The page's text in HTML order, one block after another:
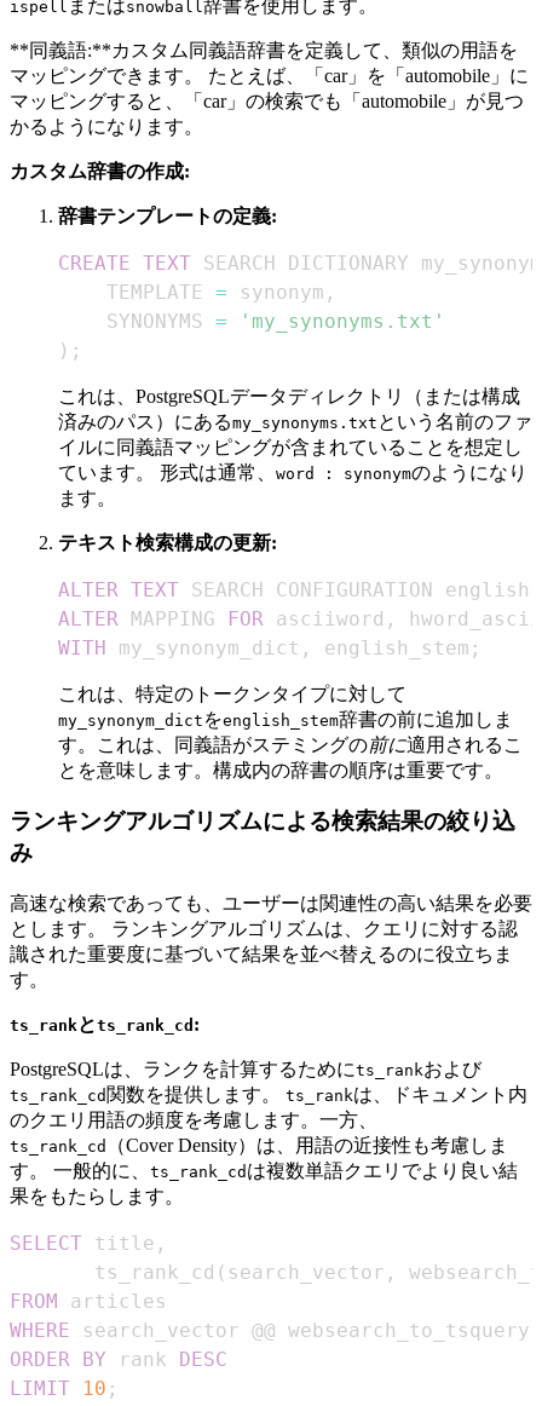
ispell またはsnowball 辞書を使用します。
**同義語:**カスタム同義語辞書を定義して、類似の用語を
マッピングできます。 たとえば、「car」を「automobile」に
マッピングすると、「car」の検索でも「automobile」が見つ
かるようになります。
カスタム辞書の作成:
辞書テンプレートの定義:
CREATE TEXT SEARCH DICTIONARY
    TEMPLATE
= synonym ,
    SYNONYMS
=
'my_synonyms.txt'
) ;
これは、PostgreSQLデータディレクトリ（または構成
済みのパス）にあるmy_synonyms.txt という名前のファ
イルに同義語マッピングが含まれていることを想定し
ています。 形式は通常、 word : synonymのようになり
ます。
テキスト検索構成の更新:
ALTER TEXT
ALTER MAPPING FOR asciiword ,
WITH my_synonym_dict , english_stem ;
これは、特定のトークンタイプに対して
my_synonym_dict をenglish_stem辞書の前に追加しま
す。これは、同義語がステミングの前に適用されるこ
とを意味します。構成内の辞書の順序は重要です。
ランキングアルゴリズムによる検索結果の絞り込
み
高速な検索であっても、ユーザーは関連性の高い結果を必要
とします。 ランキングアルゴリズムは、クエリに対する認
識された重要度に基づいて結果を並べ替えるのに役立ちま
す。
ts_rankとts_rank_cd :
PostgreSQLは、ランクを計算するためにts_rankおよび
ts_rank_cd 関数を提供します。 ts_rankは、ドキュメント内
のクエリ用語の頻度を考慮します。一方、
ts_rank_cd
（Cover Density）は、用語の近接性も考慮しま
す。 一般的に、 ts_rank_cd は複数単語クエリでより良い結
果をもたらします。
SELECT title ,
       ts_rank_cd
( search_vector ,
FROM
WHERE search_vector @@ websearch_to_tsquery
ORDER BY rank DESC
LIMIT
10 ;